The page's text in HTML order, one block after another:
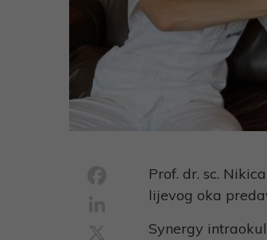
Facebook
LinkedIn
Prof. dr. sc.
lijevog oka
Synergy